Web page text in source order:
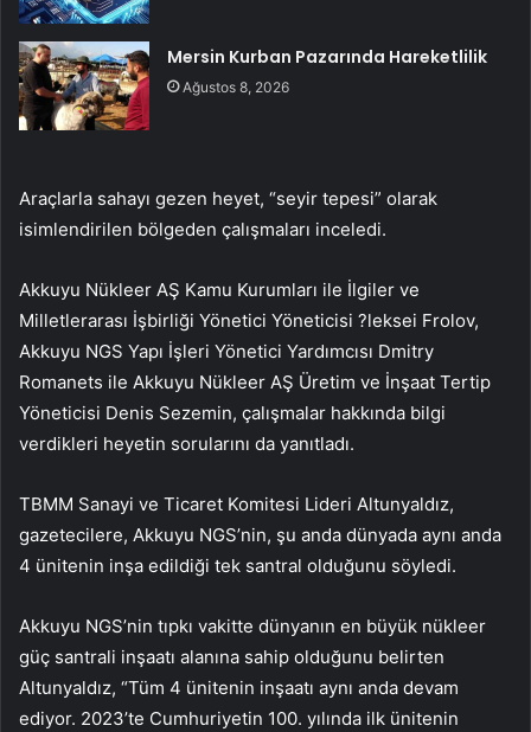
Mersin Kurban Pazarında Hareketlilik
Ağustos 8, 2026
Araçlarla sahayı gezen heyet, “seyir tepesi” olarak
isimlendirilen bölgeden çalışmaları inceledi.
Akkuyu Nükleer AŞ Kamu Kurumları ile İlgiler ve
Milletlerarası İşbirliği Yönetici Yöneticisi ?leksei Frolov,
Akkuyu NGS Yapı İşleri Yönetici Yardımcısı Dmitry
Romanets ile Akkuyu Nükleer AŞ Üretim ve İnşaat Tertip
Yöneticisi Denis Sezemin, çalışmalar hakkında bilgi
verdikleri heyetin sorularını da yanıtladı.
TBMM Sanayi ve Ticaret Komitesi Lideri Altunyaldız,
gazetecilere, Akkuyu NGS’nin, şu anda dünyada aynı anda
4 ünitenin inşa edildiği tek santral olduğunu söyledi.
Akkuyu NGS’nin tıpkı vakitte dünyanın en büyük nükleer
güç santrali inşaatı alanına sahip olduğunu belirten
Altunyaldız, “Tüm 4 ünitenin inşaatı aynı anda devam
ediyor. 2023’te Cumhuriyetin 100. yılında ilk ünitenin